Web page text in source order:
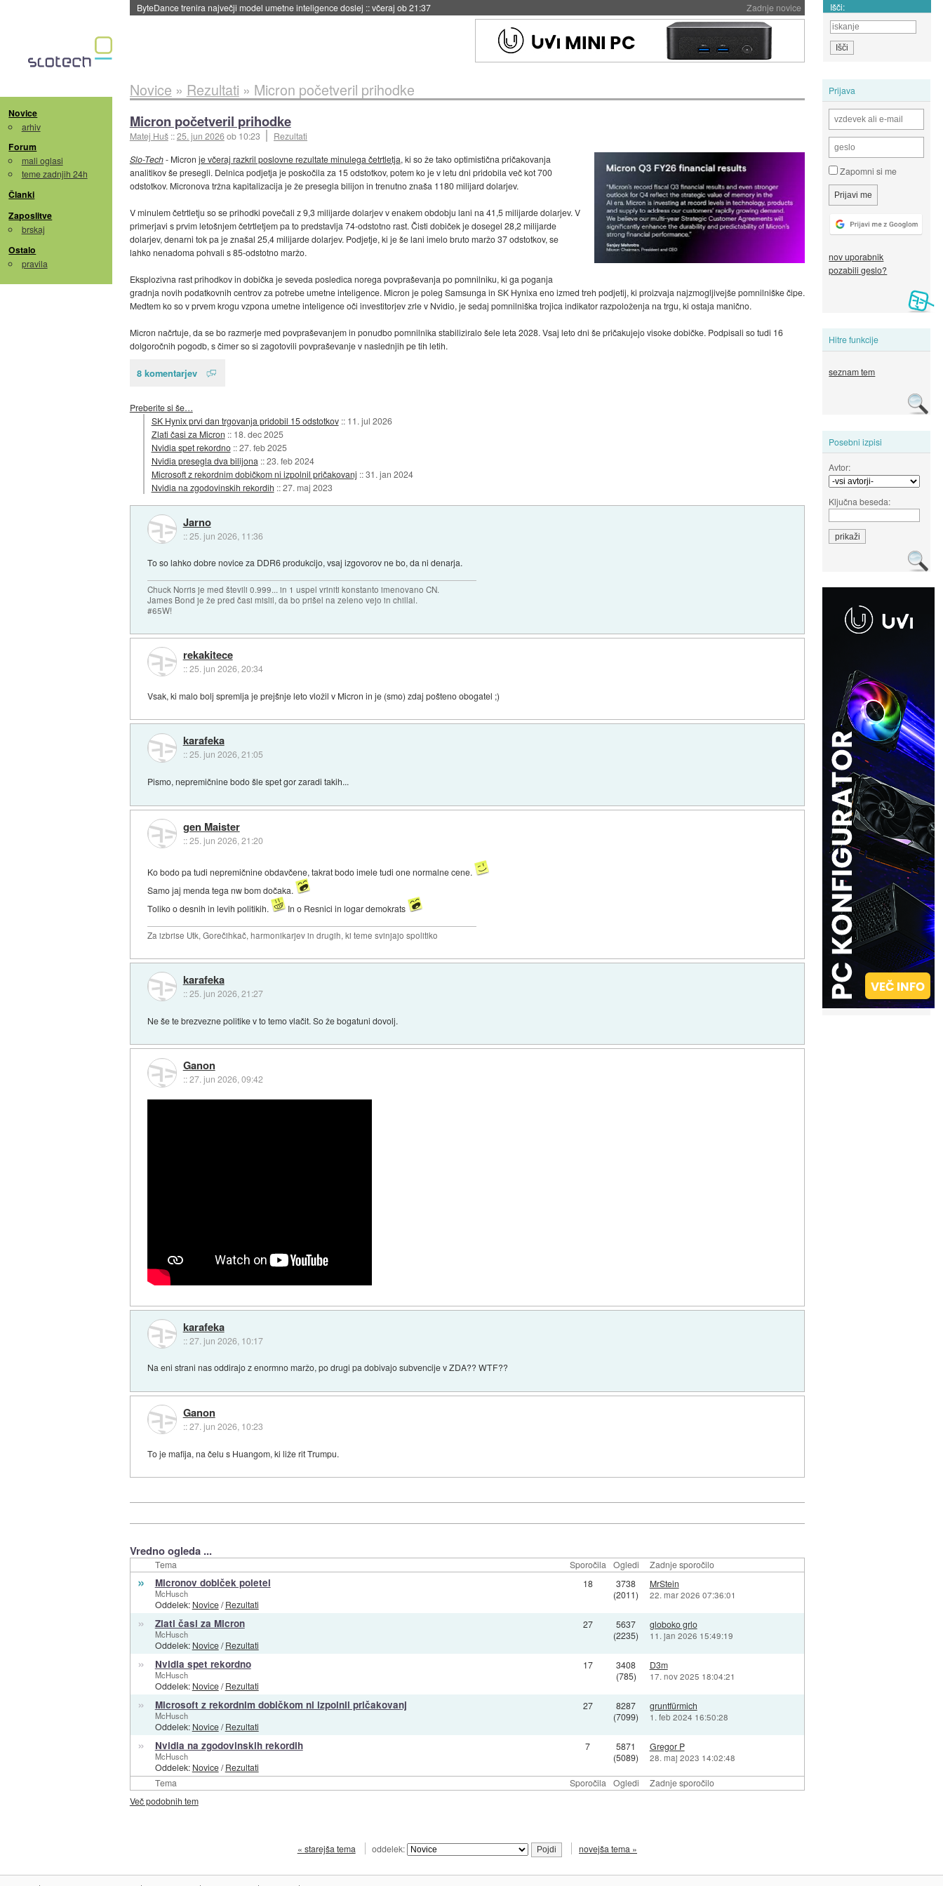
Zadnje novice
ByteDance trenira največji model umetne inteligence doslej ::včeraj ob 21:37 Išči:
Novice
arhiv
Forum
mali oglasi
teme zadnjih 24h
Članki
Zaposlitve
brskaj
Ostalo
pravila
Prijava
Zapomni si me
nov uporabnik
pozabili geslo?
Hitre funkcije
seznam tem
Posebni izpisi
Avtor:
Ključna beseda:
Novice » Rezultati » Micron početveril prihodke
Micron početveril prihodke
Matej Huš ::25. jun 2026ob 10:23
Rezultati
Slo-Tech- Micron je včeraj razkril poslovne rezultate minulega četrtletja, ki so že tako optimistična pričakovanja
analitikov še presegli. Delnica podjetja je poskočila za 15 odstotkov, potem ko je v letu dni pridobila več kot 700
odstotkov. Micronova tržna kapitalizacija je že presegla bilijon in trenutno znaša 1180 milijard dolarjev.
V minulem četrtletju so se prihodki povečali z 9,3 milijarde dolarjev v enakem obdobju lani na 41,5 milijarde dolarjev. V
primerjavi s prvim letošnjem četrtletjem pa to predstavlja 74-odstotno rast. Čisti dobiček je dosegel 28,2 milijarde
dolarjev, denarni tok pa je znašal 25,4 milijarde dolarjev. Podjetje, ki je še lani imelo bruto maržo 37 odstotkov, se
lahko nenadoma pohvali s 85-odstotno maržo.
Eksplozivna rast prihodkov in dobička je seveda posledica norega povpraševanja po pomnilniku, ki ga poganja
gradnja novih podatkovnih centrov za potrebe umetne inteligence. Micron je poleg Samsunga in SK Hynixa eno izmed treh podjetij, ki proizvaja najzmogljivejše pomnilniške čipe.
Medtem ko so v prvem krogu vzpona umetne inteligence oči investitorjev zrle v Nvidio, je sedaj pomnilniška trojica indikator razpoloženja na trgu, ki ostaja manično.
Micron načrtuje, da se bo razmerje med povpraševanjem in ponudbo pomnilnika stabiliziralo šele leta 2028. Vsaj leto dni še pričakujejo visoke dobičke. Podpisali so tudi 16
dolgoročnih pogodb, s čimer so si zagotovili povpraševanje v naslednjih pe tih letih.
8 komentarjev
Preberite si še…
SK Hynix prvi dan trgovanja pridobil 15 odstotkov :: 11. jul 2026
Zlati časi za Micron :: 18. dec 2025
Nvidia spet rekordno ::27. feb 2025
Nvidia presegla dva bilijona ::23. feb 2024
Microsoft z rekordnim dobičkom ni izpolnil pričakovanj ::31. jan 2024
Nvidia na zgodovinskih rekordih ::27. maj 2023
Jarno
::25. jun 2026, 11:36
To so lahko dobre novice za DDR6 produkcijo, vsaj izgovorov ne bo, da ni denarja.
Chuck Norris je med števili 0.999... in 1 uspel vriniti konstanto imenovano CN.
James Bond je že pred časi mislil, da bo prišel na zeleno vejo in chillal.
#65W!
rekakitece
::25. jun 2026, 20:34
Vsak, ki malo bolj spremlja je prejšnje leto vložil v Micron in je (smo) zdaj pošteno obogatel ;)
karafeka
::25. jun 2026, 21:05
Pismo, nepremičnine bodo šle spet gor zaradi takih...
gen Maister
::25. jun 2026, 21:20
Ko bodo pa tudi nepremičnine obdavčene, takrat bodo imele tudi one normalne cene.
Samo jaj menda tega nw bom dočaka.
Toliko o desnih in levih politikih.
In o Resnici in logar demokrats
Za izbrise Utk, Gorečihkač, harmonikarjev in drugih, ki teme svinjajo spolitiko
karafeka
::25. jun 2026, 21:27
Ne še te brezvezne politike v to temo vlačit. So že bogatuni dovolj.
Ganon
::27. jun 2026, 09:42
karafeka
::27. jun 2026, 10:17
Na eni strani nas oddirajo z enormno maržo, po drugi pa dobivajo subvencije v ZDA?? WTF??
Ganon
::27. jun 2026, 10:23
To je mafija, na čelu s Huangom, ki liže rit Trumpu.
Vredno ogleda ...
Tema Sporočila Ogledi Zadnje sporočilo
Tema Sporočila Ogledi Zadnje sporočilo
» Micronov dobiček poletel
McHusch
Oddelek: Novice/Rezultati
18
3738
(2011)
MrStein
22. mar 2026 07:36:01
» Zlati časi za Micron
McHusch
Oddelek: Novice/Rezultati
27
5637
(2235)
globoko grlo
11. jan 2026 15:49:19
» Nvidia spet rekordno
McHusch
Oddelek: Novice/Rezultati
17
3408
(785)
D3m
17. nov 2025 18:04:21
» Microsoft z rekordnim dobičkom ni izpolnil pričakovanj
McHusch
Oddelek: Novice/Rezultati
27
8287
(7099)
gruntfürmich
1. feb 2024 16:50:28
» Nvidia na zgodovinskih rekordih
McHusch
Oddelek: Novice/Rezultati
7
5871
(5089)
Gregor P
28. maj 2023 14:02:48
Več podobnih tem
« starejša tema oddelek: novejša tema »